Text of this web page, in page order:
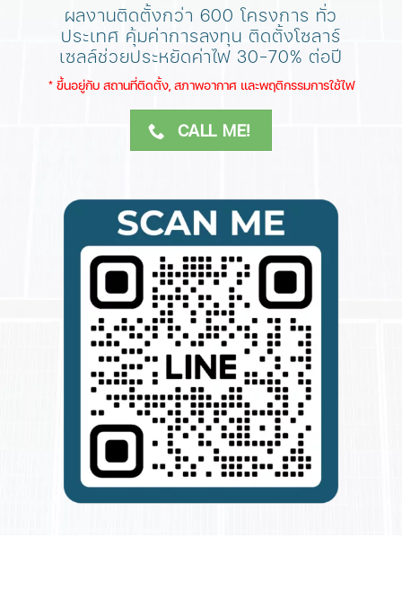
ผลงานติดตั้งกว่า 600 โครงการ ทั่ว
ประเทศ คุ้มค่าการลงทุน ติดตั้งโซลาร์
เซลล์ช่วยประหยัดค่าไฟ 30-70% ต่อปี
​* ขึ้นอยู่กับ สถานที่ติดตั้ง, สภาพอากาศ​ และพฤติกรรมการใช้ไฟ
CALL ME!